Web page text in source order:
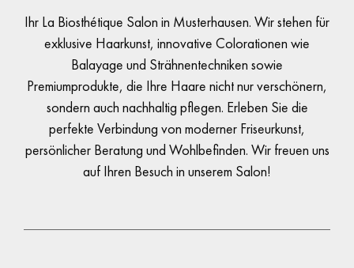
Ihr La Biosthétique Salon in Musterhausen. Wir stehen für
exklusive Haarkunst, innovative Colorationen wie
Balayage und Strähnentechniken sowie
Premiumprodukte, die Ihre Haare nicht nur verschönern,
sondern auch nachhaltig pflegen. Erleben Sie die
perfekte Verbindung von moderner Friseurkunst,
persönlicher Beratung und Wohlbefinden. Wir freuen uns
auf Ihren Besuch in unserem Salon!